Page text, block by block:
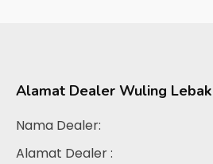
Alamat Dealer Wuling Lebak
Nama Dealer:
Alamat Dealer :